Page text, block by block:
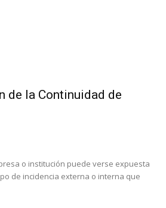
de la Continuidad de
o institución puede verse expuesta
de incidencia externa o interna que